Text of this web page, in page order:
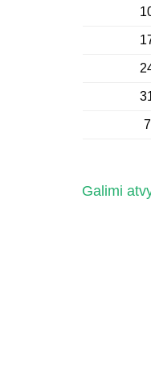
7
Galimi